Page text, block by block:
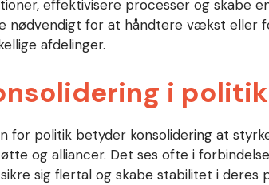
effektivisere processer og skabe
nødvendigt for at håndtere vækst eller
afdelinger.
i politik
for politik betyder konsolidering at
og alliancer. Det ses ofte i
sig flertal og skabe stabilitet i deres